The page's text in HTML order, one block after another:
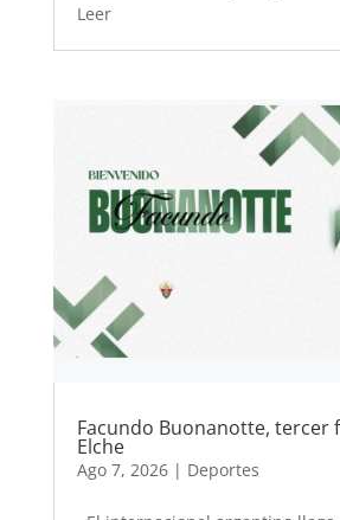
Leer
Facundo Buonanotte, tercer
Elche
Ago 7, 2026| Deportes